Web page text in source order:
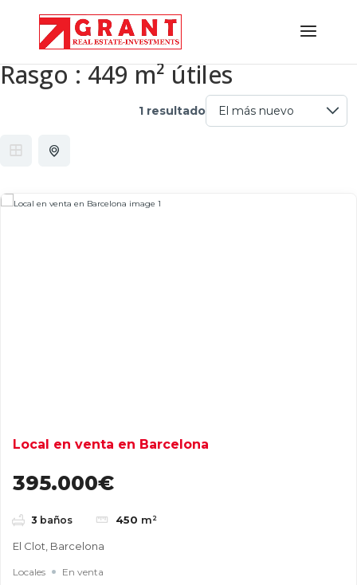
Rasgo :449 m² útiles
1 resultado
Local en venta en Barcelona
395.000€
3 baños 450 m²
El Clot, Barcelona
Locales En venta